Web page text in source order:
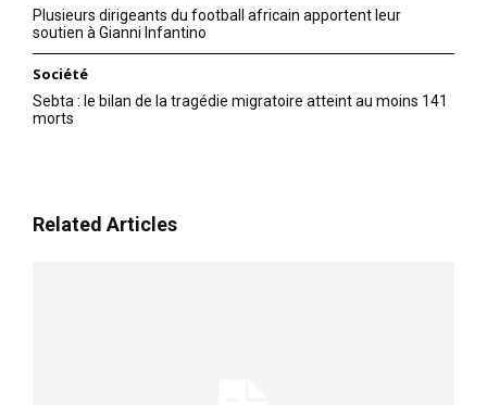
Plusieurs dirigeants du football africain apportent leur
soutien à Gianni Infantino
Société
Sebta : le bilan de la tragédie migratoire atteint au moins 141
morts
Related Articles